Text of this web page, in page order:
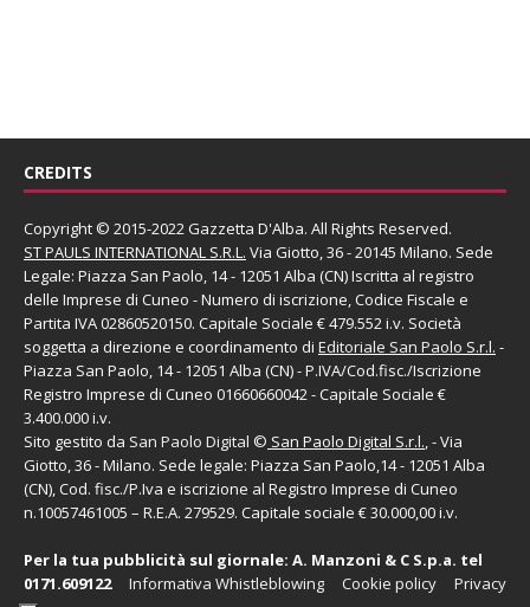
CREDITS
Copyright © 2015-2022 Gazzetta D'Alba. All Rights Reserved.
ST PAULS INTERNATIONAL S.R.L. Via Giotto, 36 - 20145 Milano. Sede
Legale: Piazza San Paolo, 14 - 12051 Alba (CN) Iscritta al registro
delle Imprese di Cuneo - Numero di iscrizione, Codice Fiscale e
Partita IVA 02860520150. Capitale Sociale € 479.552 i.v. Società
soggetta a direzione e coordinamento di Editoriale San Paolo S.r.l. -
Piazza San Paolo, 14 - 12051 Alba (CN) - P.IVA/Cod.fisc./Iscrizione
Registro Imprese di Cuneo 01660660042 - Capitale Sociale €
3.400.000 i.v.
Sito gestito da San Paolo Digital © San Paolo Digital S.r.l., - Via
Giotto, 36 - Milano. Sede legale: Piazza San Paolo,14 - 12051 Alba
(CN), Cod. fisc./P.Iva e iscrizione al Registro Imprese di Cuneo
n.10057461005 – R.E.A. 279529. Capitale sociale € 30.000,00 i.v.
Per la tua pubblicità sul giornale: A. Manzoni & C S.p.a. tel
0171.609122
Privacy
Cookie policy
Informativa Whistleblowing